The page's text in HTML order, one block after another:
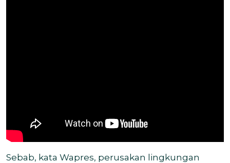
Sebab, kata Wapres, perusakan lingkungan